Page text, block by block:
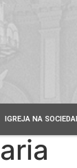
IGREJA NA